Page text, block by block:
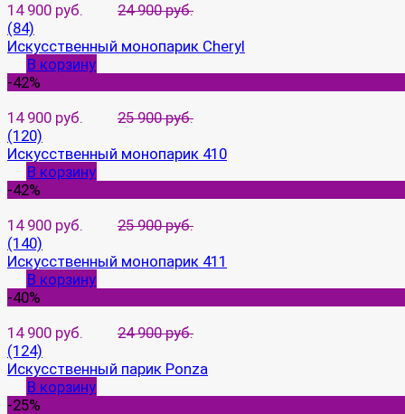
14 900 руб.
24 900 руб.
(84)
Искусственный монопарик Cheryl
В корзину
-42%
14 900 руб.
25 900 руб.
(120)
Искусственный монопарик 410
В корзину
-42%
14 900 руб.
25 900 руб.
(140)
Искусственный монопарик 411
В корзину
-40%
14 900 руб.
24 900 руб.
(124)
Искусственный парик Ponza
В корзину
-25%